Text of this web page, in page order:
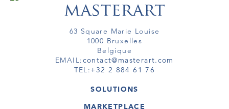
63 Square Marie Louise
1000 Bruxelles
Belgique
EMAIL:contact@masterart.com
TEL:+32 2 884 61 76
SOLUTIONS
GALERIE
MARKETPLACE